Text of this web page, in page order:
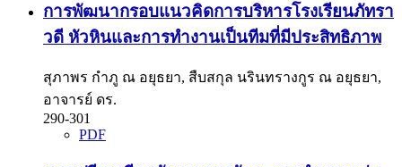
การพัฒนากรอบแนวคิดการบริหารโรงเรียนภัทรา
วดี หัวหินและการทำงานเป็นทีมที่มีประสิทธิภาพ
สุภาพร กำภู ณ อยุธยา, สืบสกุล นรินทรางกูร ณ อยุธยา,
อาจารย์ ดร.
290-301
PDF